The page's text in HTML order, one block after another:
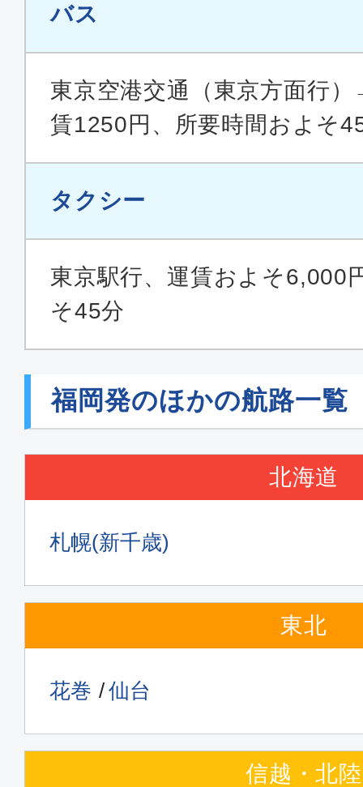
09:25
ANA266
エコノミー
福岡
東京(
JAL318
普通席
14:30
普通席
19:10
福岡
東京(
07:20
バス
東京空港交通（東京方面行
賃1250円、所要時間およそ
タクシー
東京駅行、運賃およそ6,000
そ45分
福岡発のほかの航路一覧
北海道
札幌(新千歳)
東北
花巻 仙台
信越・北陸